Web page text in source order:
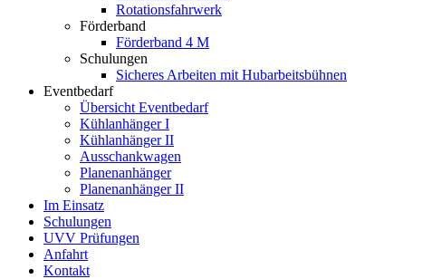
Rotationsfahrwerk
Förderband
Förderband 4 M
Schulungen
Sicheres Arbeiten mit Hubarbeitsbühnen
Eventbedarf
Übersicht Eventbedarf
Kühlanhänger I
Kühlanhänger II
Ausschankwagen
Planenanhänger
Planenanhänger II
Im Einsatz
Schulungen
UVV Prüfungen
Anfahrt
Kontakt